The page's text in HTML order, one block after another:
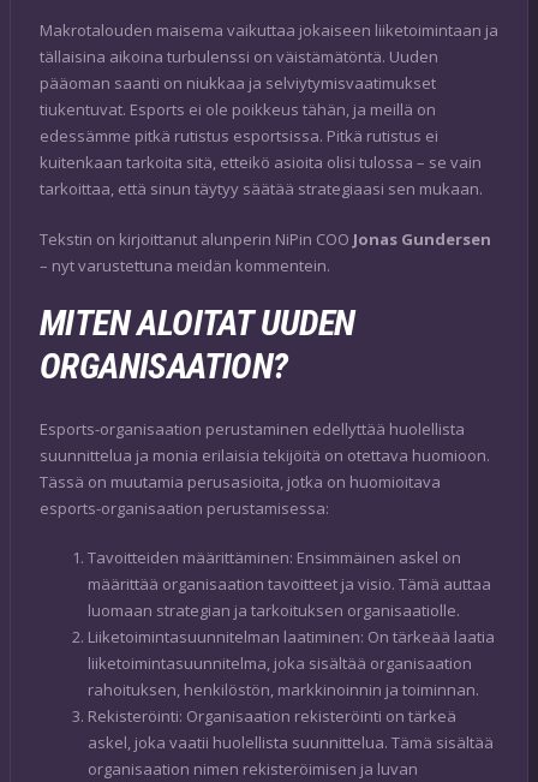
Makrotalouden maisema vaikuttaa jokaiseen liiketoimintaan ja
tällaisina aikoina turbulenssi on väistämätöntä. Uuden
pääoman saanti on niukkaa ja selviytymisvaatimukset
tiukentuvat. Esports ei ole poikkeus tähän, ja meillä on
edessämme pitkä rutistus esportsissa. Pitkä rutistus ei
kuitenkaan tarkoita sitä, etteikö asioita olisi tulossa – se vain
tarkoittaa, että sinun täytyy säätää strategiaasi sen mukaan.
Tekstin on kirjoittanut alunperin NiPin COO Jonas Gundersen
– nyt varustettuna meidän kommentein.
MITEN ALOITAT UUDEN
ORGANISAATION?
Esports-organisaation perustaminen edellyttää huolellista
suunnittelua ja monia erilaisia ​​tekijöitä on otettava huomioon.
Tässä on muutamia perusasioita, jotka on huomioitava
esports-organisaation perustamisessa:
Tavoitteiden määrittäminen: Ensimmäinen askel on
määrittää organisaation tavoitteet ja visio. Tämä auttaa
luomaan strategian ja tarkoituksen organisaatiolle.
Liiketoimintasuunnitelman laatiminen: On tärkeää laatia
liiketoimintasuunnitelma, joka sisältää organisaation
rahoituksen, henkilöstön, markkinoinnin ja toiminnan.
Rekisteröinti: Organisaation rekisteröinti on tärkeä
askel, joka vaatii huolellista suunnittelua. Tämä sisältää
organisaation nimen rekisteröimisen ja luvan